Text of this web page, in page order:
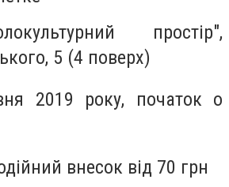
простір",
5 (4 поверх)
2019 року, початок о
внесок від 70 грн